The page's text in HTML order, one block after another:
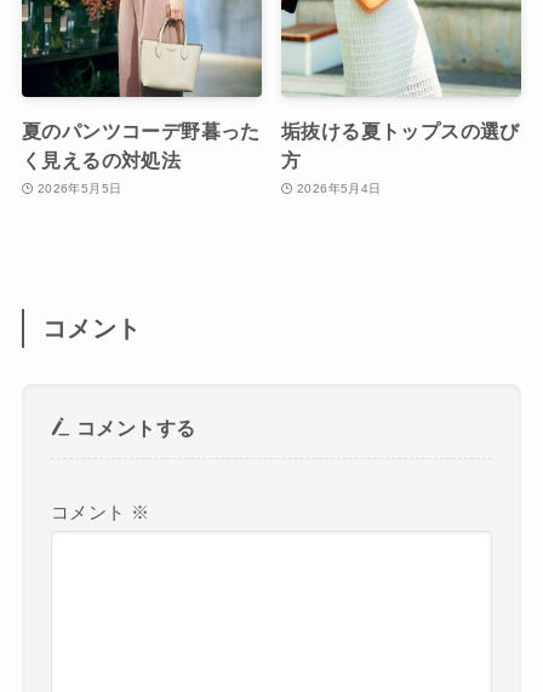
夏のパンツコーデ野暮った
く見えるの対処法
2026年5月5日
垢抜ける夏トップスの選び
方
2026年5月4日
コメント
コメントする
コメント ※